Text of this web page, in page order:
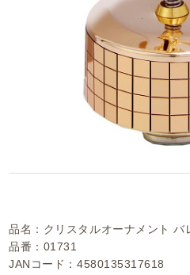
品名：クリスタルオーナメント バ
品番：01731
JANコード：4580135317618